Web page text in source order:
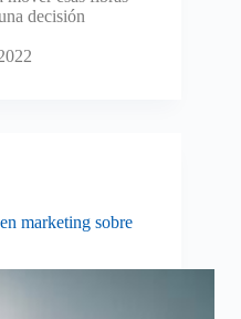
decisión
marketing sobre